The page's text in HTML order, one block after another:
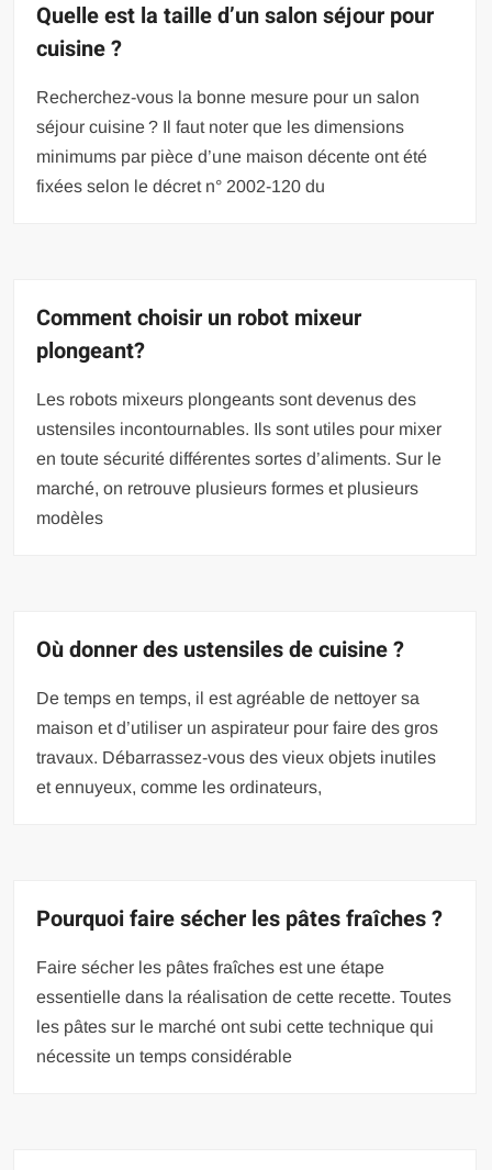
Quelle est la taille d’un salon séjour pour
cuisine ?
Recherchez-vous la bonne mesure pour un salon
séjour cuisine ? Il faut noter que les dimensions
minimums par pièce d’une maison décente ont été
fixées selon le décret n° 2002-120 du
Comment choisir un robot mixeur
plongeant?
Les robots mixeurs plongeants sont devenus des
ustensiles incontournables. Ils sont utiles pour mixer
en toute sécurité différentes sortes d’aliments. Sur le
marché, on retrouve plusieurs formes et plusieurs
modèles
Où donner des ustensiles de cuisine ?
De temps en temps, il est agréable de nettoyer sa
maison et d’utiliser un aspirateur pour faire des gros
travaux. Débarrassez-vous des vieux objets inutiles
et ennuyeux, comme les ordinateurs,
Pourquoi faire sécher les pâtes fraîches ?
Faire sécher les pâtes fraîches est une étape
essentielle dans la réalisation de cette recette. Toutes
les pâtes sur le marché ont subi cette technique qui
nécessite un temps considérable